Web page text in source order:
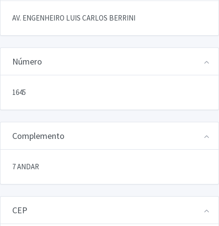
AV. ENGENHEIRO LUIS CARLOS BERRINI
Número
1645
Complemento
7 ANDAR
CEP